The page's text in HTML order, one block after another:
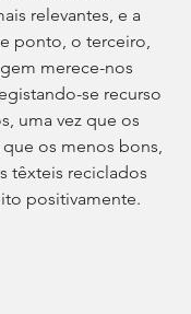
relevantes, e a
ponto, o terceiro,
merece-nos
se recurso
uma vez que os
os menos bons,
têxteis reciclados
positivamente.